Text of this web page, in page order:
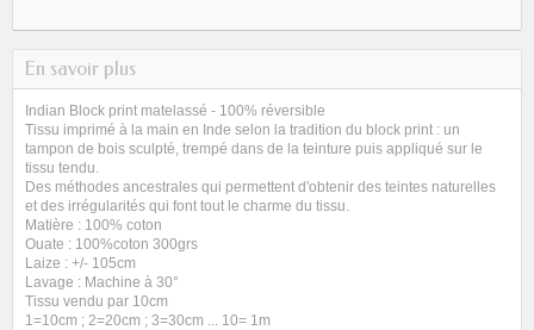
En savoir plus
Indian Block print matelassé - 100% réversible
Tissu imprimé à la main en Inde selon la tradition du block print : un
tampon de bois sculpté, trempé dans de la teinture puis appliqué sur le
tissu tendu.
Des méthodes ancestrales qui permettent d'obtenir des teintes naturelles
et des irrégularités qui font tout le charme du tissu.
Matière : 100% coton
Ouate : 100%coton 300grs
Laize : +/- 105cm
Lavage : Machine à 30°
Tissu vendu par 10cm
1=10cm ; 2=20cm ; 3=30cm ... 10= 1m